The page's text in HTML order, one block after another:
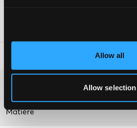
Allow all
Allow selection
Plus d'informations sur les
Matière